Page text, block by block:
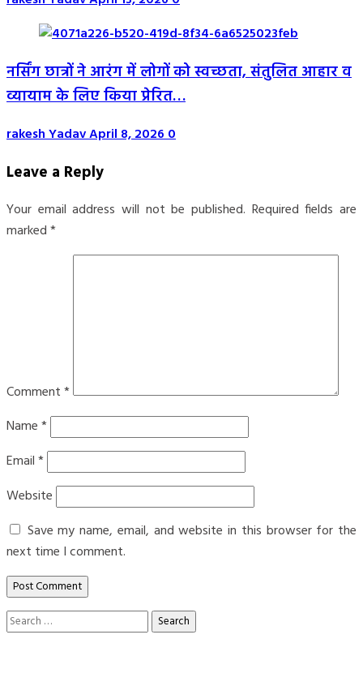
नर्सिंग छात्रों ने आरंग में लोगों को स्वच्छता, संतुलित आहार व
व्यायाम के लिए किया प्रेरित…
rakesh YadavApril 8, 20260
Leave a Reply
Your email address will not be published. Required fields are
marked*
Comment*
Name*
Email*
Website
Save my name, email, and website in this browser for the
next time I comment.
Search